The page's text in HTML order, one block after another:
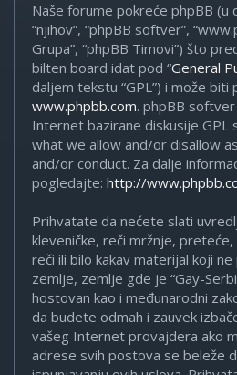
Naše forume pokreće phpBB (u
“njihov”, “phpBB softver”,
Grupa”, “phpBB Timovi”) što
bilten board idat pod “General
daljem tekstu “GPL”) i može biti
www.phpbb.com. phpBB
Internet bazirane diskusije
what we allow and/or disallow
and/or conduct. Za dalje
pogledajte: http://
Prihvatate da nećete slati
kleveničke, reči mržnje,
reči ili bilo kakav materijal koji
zemlje, zemlje gde je “Gay-
hostovan kao i međunarodni
da budete odmah i zauvek
vašeg Internet provajdera ako
adrese svih postova se beleže